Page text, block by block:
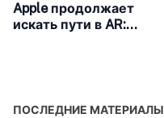
Apple продолжает
искать пути в AR:
ПОСЛЕДНИЕ МАТЕРИАЛЫ